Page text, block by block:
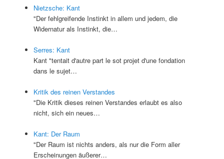
Nietzsche: Kant
"Der fehlgreifende Instinkt in allem und jedem, die
Widernatur als Instinkt, die…
Serres: Kant
Kant "tentait d'autre part le sot projet d'une fondation
dans le sujet…
Kritik des reinen Verstandes
"Die Kritik dieses reinen Verstandes erlaubt es also
nicht, sich ein neues…
Kant: Der Raum
"Der Raum ist nichts anders, als nur die Form aller
Erscheinungen äußerer…